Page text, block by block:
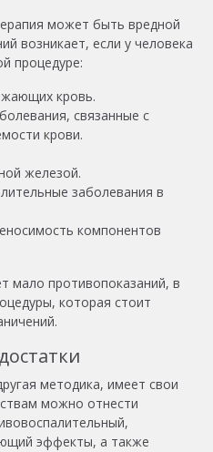
может быть вредной
возникает, если у человека
процедуре:
кровь.
связанные с
крови.
железой.
заболевания в
компонентов
мало противопоказаний, в
которая стоит
методика, имеет свои
можно отнести
эффекты, а также